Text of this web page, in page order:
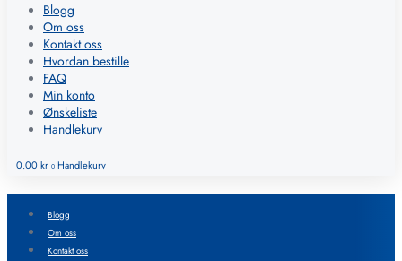
Blogg
Om oss
Kontakt oss
Hvordan bestille
FAQ
Min konto
Ønskeliste
Handlekurv
0.00kr 0 Handlekurv
Blogg
Om oss
Kontakt oss